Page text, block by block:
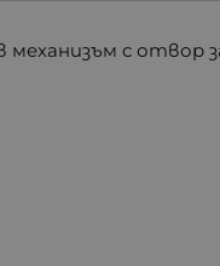
механизъм с